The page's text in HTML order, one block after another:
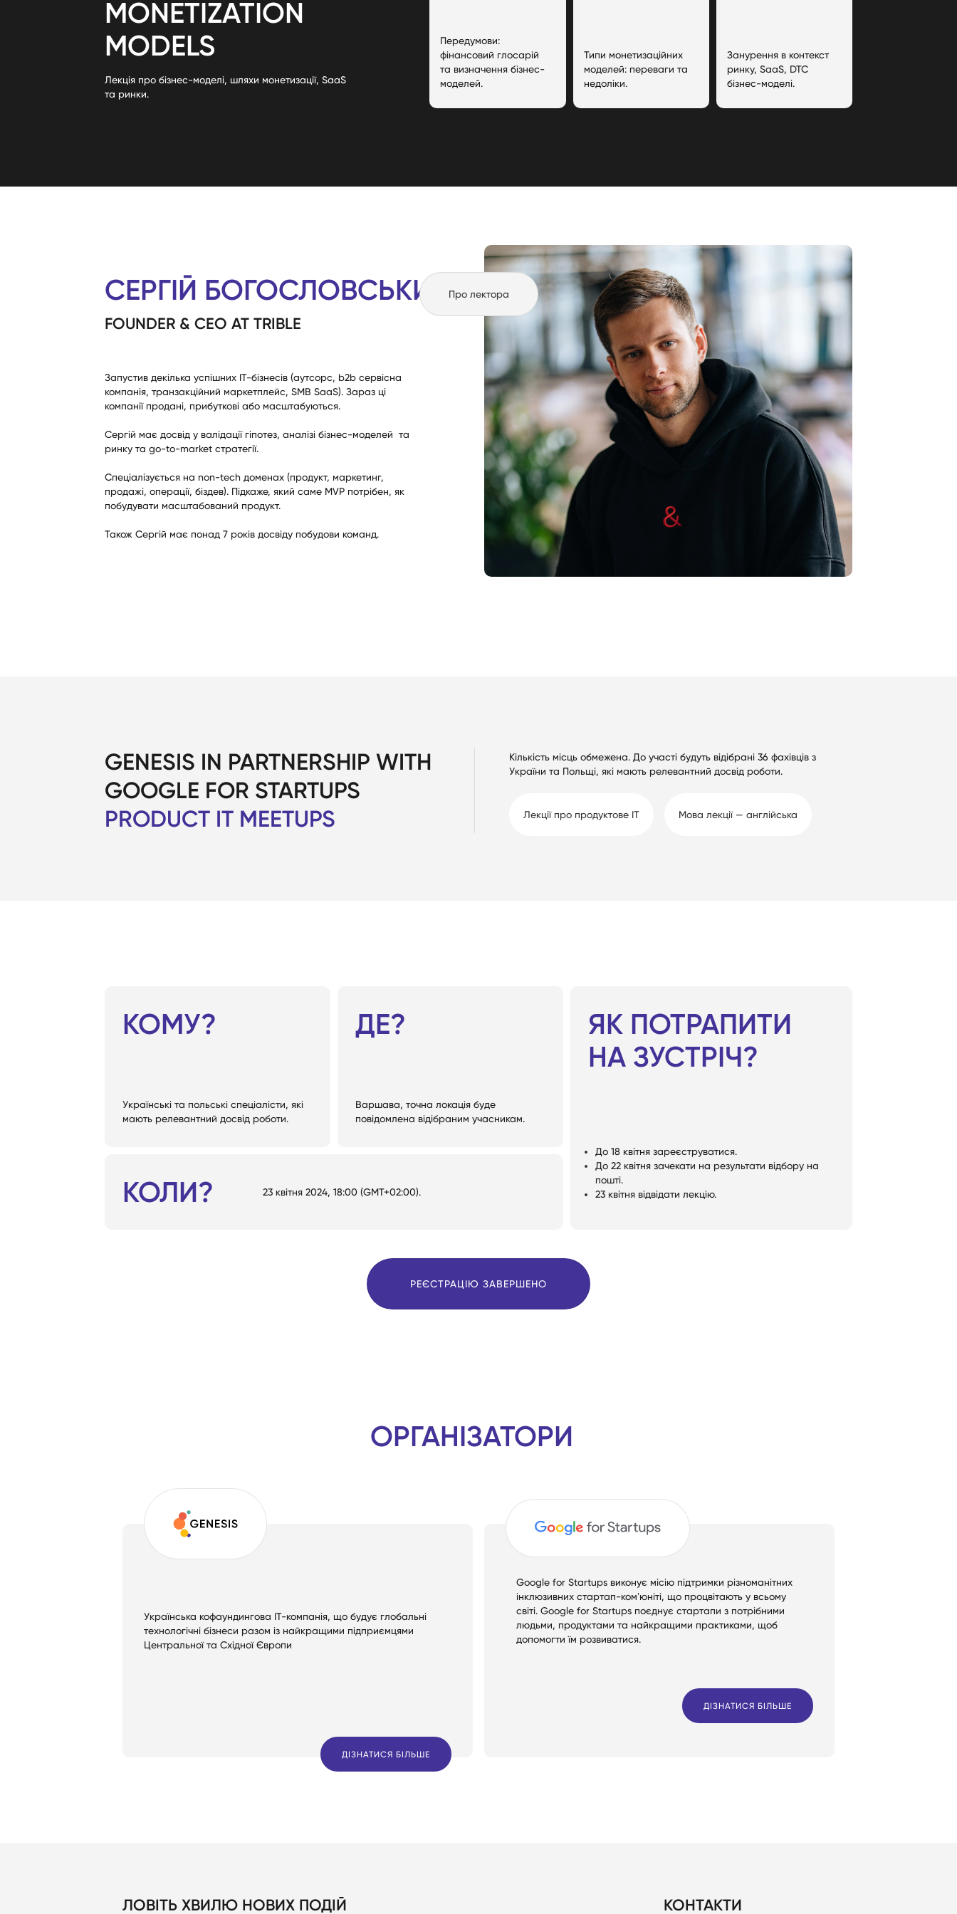
MONETIZATION
MODELS
Лекція про бізнес-моделі, шляхи монетизації, SaaS
та ринки.
Передумови:
фінансовий глосарій
та визначення бізнес-
моделей.
Типи монетизаційних
моделей: переваги та
недоліки.
Занурення в контекст
ринку, SaaS, DTC
бізнес-моделі.
Про лектора
СЕРГІЙ БОГОСЛОВСЬКИЙ
FOUNDER & CEO AT TRIBLE
Запустив декілька успішних IT-бізнесів (аутсорс, b2b сервісна
компанія, транзакційний маркетплейс, SMB SaaS). Зараз ці
компанії продані, прибуткові або масштабуються.
Сергій має досвід у валідації гіпотез, аналізі бізнес-моделей та
ринку та go-to-market стратегії.
Спеціалізується на non-tech доменах (продукт, маркетинг,
продажі, операції, біздев). Підкаже, який саме MVP потрібен, як
побудувати масштабований продукт.
Також Сергій має понад 7 років досвіду побудови команд.
GENESIS IN PARTNERSHIP WITH
GOOGLE FOR STARTUPS
PRODUCT IT MEETUPS
Кількість місць обмежена. До участі будуть відібрані 36 фахівців з
України та Польщі, які мають релевантний досвід роботи.
Лекції про продуктове ІТ Мова лекції — англійська
КОМУ?
Українські та польські спеціалісти, які
мають релевантний досвід роботи.
ДЕ?
Варшава, точна локація буде
повідомлена відібраним учасникам.
ЯК ПОТРАПИТИ
НА ЗУСТРІЧ?
До 18 квітня зареєструватися.
До 22 квітня зачекати на результати відбору на
пошті.
23 квітня відвідати лекцію.
КОЛИ? 23 квітня 2024, 18:00 (GMT+02:00).
РЕЄСТРАЦІЮ ЗАВЕРШЕНО
ОРГАНІЗАТОРИ
Google for Startups виконує місію підтримки різноманітних
інклюзивних стартап-комʼюніті, що процвітають у всьому
світі. Google for Startups поєднує стартапи з потрібними
людьми, продуктами та найкращими практиками, щоб
допомогти їм розвиватися.
ДІЗНАТИСЯ БІЛЬШЕ
Українська кофаундингова ІТ-компанія, що будує глобальні
технологічні бізнеси разом із найкращими підприємцями
Центральної та Східної Європи
ДІЗНАТИСЯ БІЛЬШЕ
ЛОВІТЬ ХВИЛЮ НОВИХ ПОДІЙ КОНТАКТИ